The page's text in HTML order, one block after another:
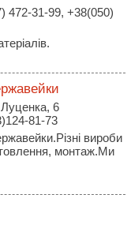
472-31-99, +38(050)
6
81-73
вироби
монтаж.Ми